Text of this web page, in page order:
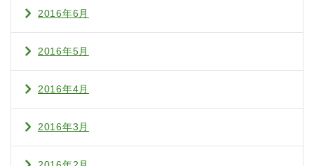
2016年6月
2016年5月
2016年4月
2016年3月